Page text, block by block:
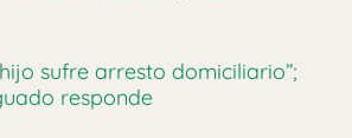
sufre arresto domiciliario”;
responde